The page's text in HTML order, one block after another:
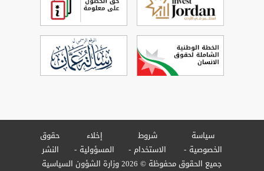
سياسة
الخصوصية
شروط
الاستخدام
إخلاء
المسؤولية
حقوق
النشر
جميع الحقوق محفوظة © 2026 وزارة الشؤون السياسية